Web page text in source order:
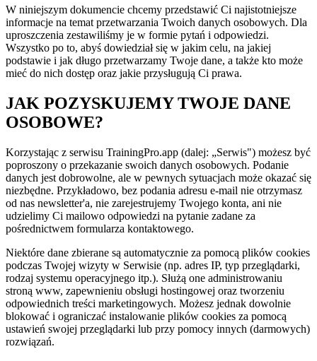
W niniejszym dokumencie chcemy przedstawić Ci najistotniejsze
informacje na temat przetwarzania Twoich danych osobowych. Dla
uproszczenia zestawiliśmy je w formie pytań i odpowiedzi.
Wszystko po to, abyś dowiedział się w jakim celu, na jakiej
podstawie i jak długo przetwarzamy Twoje dane, a także kto może
mieć do nich dostęp oraz jakie przysługują Ci prawa.
JAK POZYSKUJEMY TWOJE DANE
OSOBOWE?
Korzystając z serwisu TrainingPro.app (dalej: „Serwis") możesz być
poproszony o przekazanie swoich danych osobowych. Podanie
danych jest dobrowolne, ale w pewnych sytuacjach może okazać się
niezbędne. Przykładowo, bez podania adresu e-mail nie otrzymasz
od nas newsletter'a, nie zarejestrujemy Twojego konta, ani nie
udzielimy Ci mailowo odpowiedzi na pytanie zadane za
pośrednictwem formularza kontaktowego.
Niektóre dane zbierane są automatycznie za pomocą plików cookies
podczas Twojej wizyty w Serwisie (np. adres IP, typ przeglądarki,
rodzaj systemu operacyjnego itp.). Służą one administrowaniu
stroną www, zapewnieniu obsługi hostingowej oraz tworzeniu
odpowiednich treści marketingowych. Możesz jednak dowolnie
blokować i ograniczać instalowanie plików cookies za pomocą
ustawień swojej przeglądarki lub przy pomocy innych (darmowych)
rozwiązań.